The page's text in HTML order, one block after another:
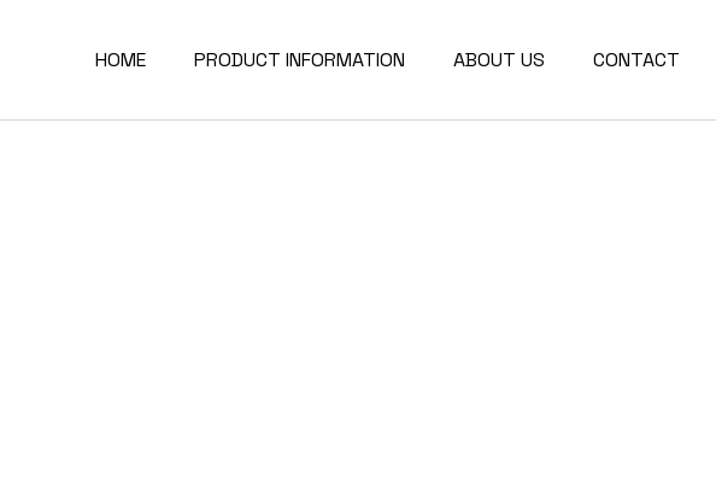
HOME PRODUCT INFORMATION ABOUT US CONTACT